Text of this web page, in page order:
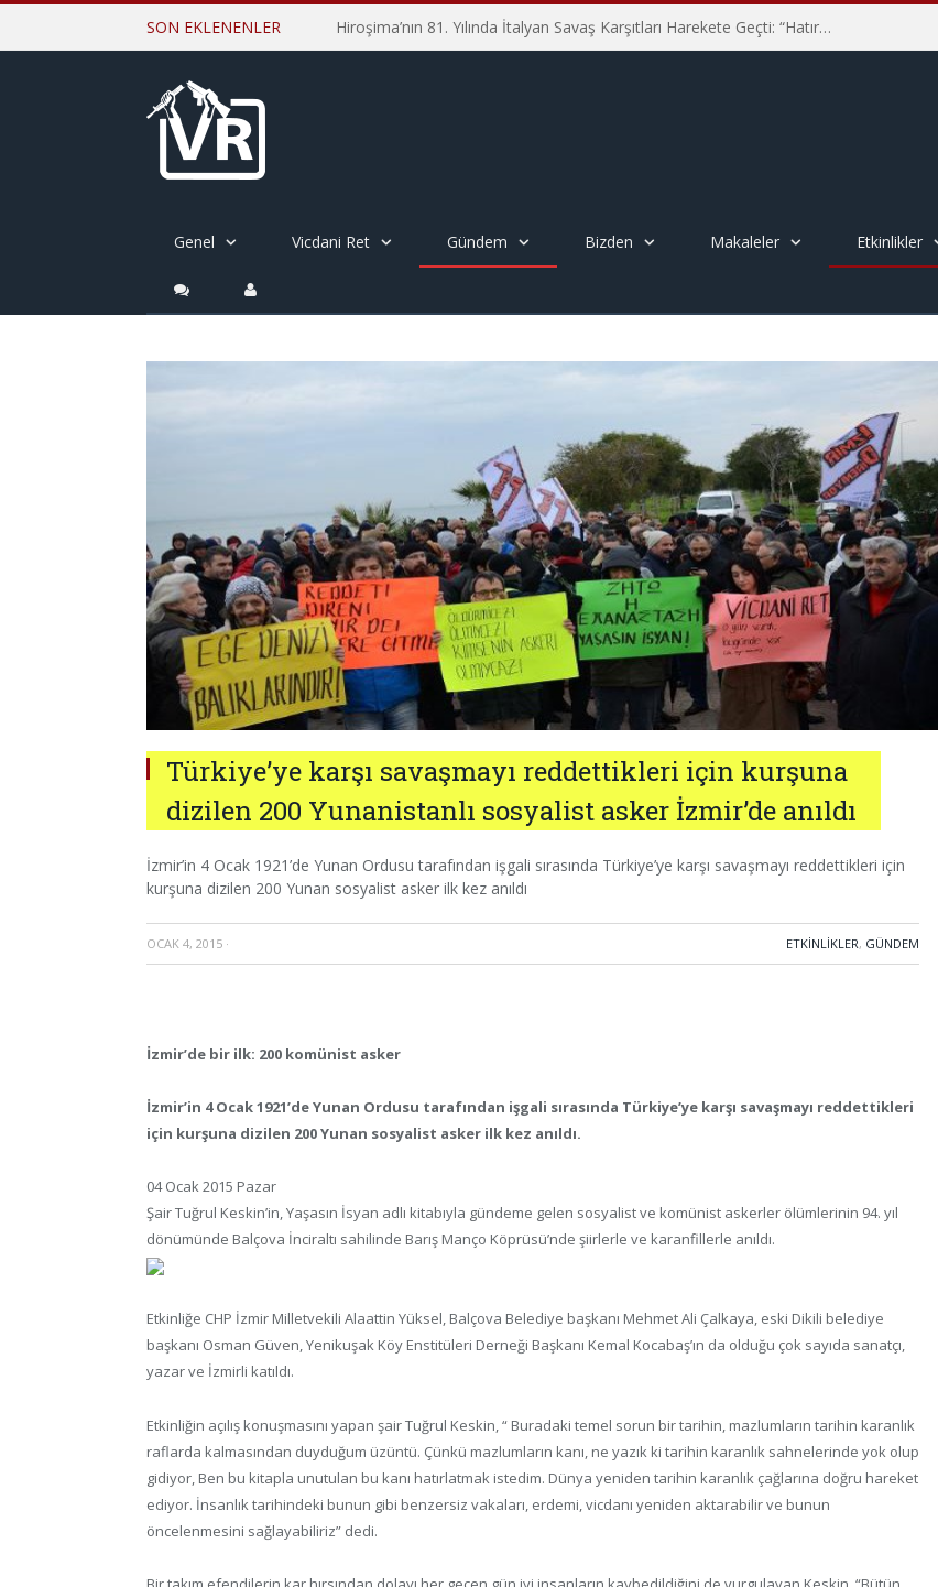
SON EKLENENLER Hiroşima’nın 81. Yılında İtalyan Savaş Karşıtları Harekete Geçti: “Hatırlamak yeterli değil”
Genel Vicdani Ret Gündem Bizden Makaleler Etkinlikler
Türkiye’ye karşı savaşmayı reddettikleri için kurşuna
dizilen 200 Yunanistanlı sosyalist asker İzmir’de anıldı
İzmir’in 4 Ocak 1921’de Yunan Ordusu tarafından işgali sırasında Türkiye’ye karşı savaşmayı reddettikleri için
kurşuna dizilen 200 Yunan sosyalist asker ilk kez anıldı
OCAK 4, 2015 · ETKINLIKLER, GÜNDEM
İzmir’de bir ilk: 200 komünist asker
İzmir’in 4 Ocak 1921’de Yunan Ordusu tarafından işgali sırasında Türkiye’ye karşı savaşmayı reddettikleri
için kurşuna dizilen 200 Yunan sosyalist asker ilk kez anıldı.
04 Ocak 2015 Pazar
Şair Tuğrul Keskin’in, Yaşasın İsyan adlı kitabıyla gündeme gelen sosyalist ve komünist askerler ölümlerinin 94. yıl
dönümünde Balçova İnciraltı sahilinde Barış Manço Köprüsü’nde şiirlerle ve karanfillerle anıldı.
Etkinliğe CHP İzmir Milletvekili Alaattin Yüksel, Balçova Belediye başkanı Mehmet Ali Çalkaya, eski Dikili belediye
başkanı Osman Güven, Yenikuşak Köy Enstitüleri Derneği Başkanı Kemal Kocabaş’ın da olduğu çok sayıda sanatçı,
yazar ve İzmirli katıldı.
Etkinliğin açılış konuşmasını yapan şair Tuğrul Keskin, “ Buradaki temel sorun bir tarihin, mazlumların tarihin karanlık
raflarda kalmasından duyduğum üzüntü. Çünkü mazlumların kanı, ne yazık ki tarihin karanlık sahnelerinde yok olup
gidiyor, Ben bu kitapla unutulan bu kanı hatırlatmak istedim. Dünya yeniden tarihin karanlık çağlarına doğru hareket
ediyor. İnsanlık tarihindeki bunun gibi benzersiz vakaları, erdemi, vicdanı yeniden aktarabilir ve bunun
öncelenmesini sağlayabiliriz” dedi.